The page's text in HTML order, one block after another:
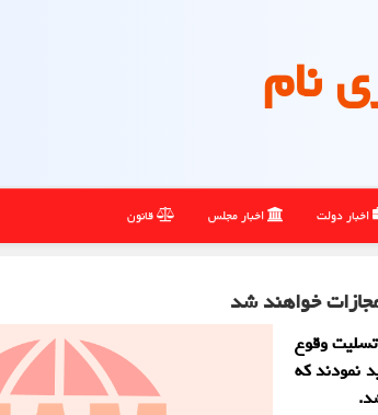
نام
اخبار دولت اخبار مجلس قانون
خواهند شد
وقوع
نمودند که